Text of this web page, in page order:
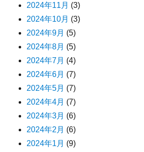
2024年11月 (3)
2024年10月 (3)
2024年9月 (5)
2024年8月 (5)
2024年7月 (4)
2024年6月 (7)
2024年5月 (7)
2024年4月 (7)
2024年3月 (6)
2024年2月 (6)
2024年1月 (9)